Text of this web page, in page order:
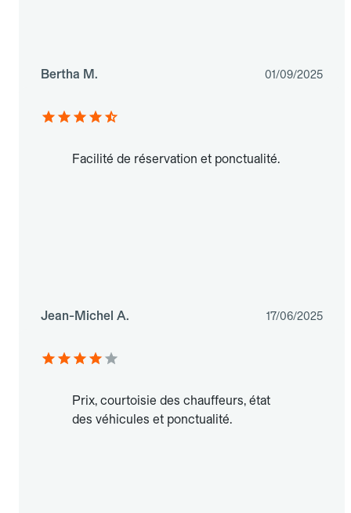
Bertha M. 01/09/2025
Facilité de réservation et ponctualité.
Jean-Michel A. 17/06/2025
Prix, courtoisie des chauffeurs, état
des véhicules et ponctualité.